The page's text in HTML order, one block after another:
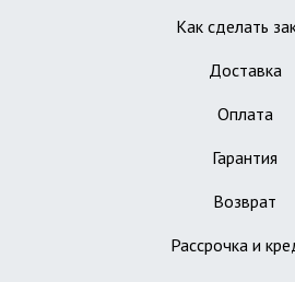
Как сделать
Доставка
Оплата
Гарантия
Возврат
Рассрочка и